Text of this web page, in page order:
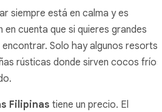
siempre está en calma y es
cuenta que si quieres grandes
Solo hay algunos resorts
rústicas donde sirven cocos fríos
Filipinas tiene un precio. El